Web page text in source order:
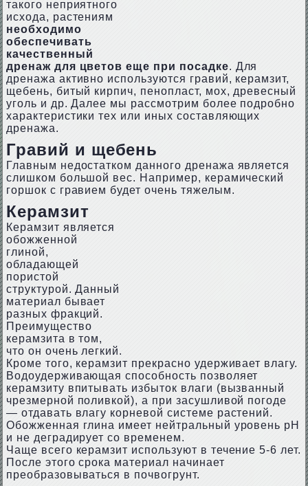
такого неприятного
исхода, растениям
необходимо
обеспечивать
качественный
дренаж для цветов еще при посадке. Для
дренажа активно используются гравий, керамзит,
щебень, битый кирпич, пенопласт, мох, древесный
уголь и др. Далее мы рассмотрим более подробно
характеристики тех или иных составляющих
дренажа.
Гравий и щебень
Главным недостатком данного дренажа является
слишком большой вес. Например, керамический
горшок с гравием будет очень тяжелым.
Керамзит
Керамзит является
обожженной
глиной,
обладающей
пористой
структурой. Данный
материал бывает
разных фракций.
Преимущество
керамзита в том,
что он очень легкий.
Кроме того, керамзит прекрасно удерживает влагу.
Водоудерживающая способность позволяет
керамзиту впитывать избыток влаги (вызванный
чрезмерной поливкой), а при засушливой погоде
— отдавать влагу корневой системе растений.
Обожженная глина имеет нейтральный уровень pH
и не деградирует со временем.
Чаще всего керамзит используют в течение 5-6 лет.
После этого срока материал начинает
преобразовываться в почвогрунт.